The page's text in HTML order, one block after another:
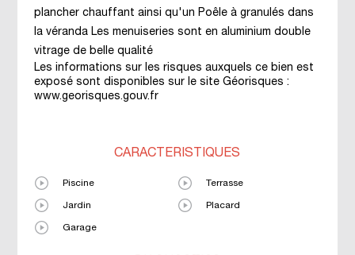
plancher chauffant ainsi qu'un Poêle à granulés dans
la véranda Les menuiseries sont en aluminium double
vitrage de belle qualité
Les informations sur les risques auxquels ce bien est
exposé sont disponibles sur le site Géorisques :
www.georisques.gouv.fr
CARACTÉRISTIQUES
Piscine Terrasse
Jardin Placard
Garage